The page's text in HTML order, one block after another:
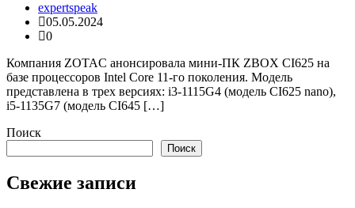
expertspeak
05.05.2024
0
Компания ZOTAC анонсировала мини-ПК ZBOX CI625 на
базе процессоров Intel Core 11-го поколения. Модель
представлена в трех версиях: i3-1115G4 (модель CI625 nano),
i5-1135G7 (модель CI645 […]
Поиск
Поиск
Свежие записи